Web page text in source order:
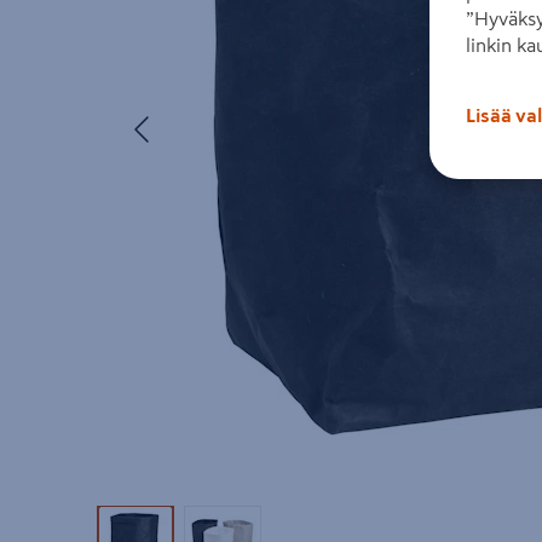
Edellinen
linkin
Lisää